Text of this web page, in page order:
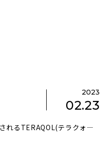
2023
02.23
れるTERAQOL(テラクォ―